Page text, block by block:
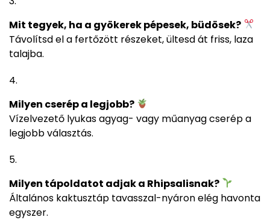
Mit tegyek, ha a gyökerek pépesek, büdösek?
Távolítsd el a fertőzött részeket, ültesd át friss, laza
talajba.
Milyen cserép a legjobb?
Vízelvezető lyukas agyag- vagy műanyag cserép a
legjobb választás.
Milyen tápoldatot adjak a Rhipsalisnak?
Általános kaktusztáp tavasszal-nyáron elég havonta
egyszer.